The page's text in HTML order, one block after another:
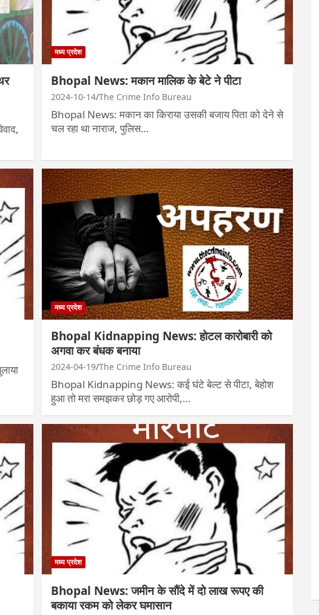
मध्य प्रदेश
Bhopal News: मकान मालिक के बेटे ने पीटा
2024-10-14 The Crime Info Bureau
Bhopal News: मकान का किराया उसकी बजाय पिता को देने से
चल रहा था नाराज, पुलिस…
मध्य प्रदेश
Bhopal Kidnapping News: होटल कारोबारी को
अगवा कर बंधक बनाया
2024-04-19 The Crime Info Bureau
Bhopal Kidnapping News: कई घंटे बेल्ट से पीटा, बेहोश
हुआ तो मरा समझकर छोड़ गए आरोपी,…
मध्य प्रदेश
Bhopal News: जमीन के सौंदे में दो लाख रूपए की
बकाया रकम को लेकर घमासान